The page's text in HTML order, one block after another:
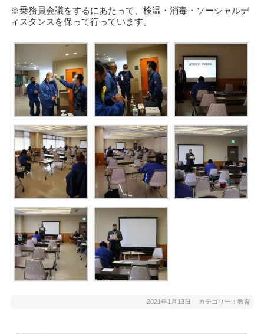
※乗務員会議をするにあたって、検温・消毒・ソーシャルデ
ィスタンスを保って行っています。
2021年1月13日 カテゴリー：教育